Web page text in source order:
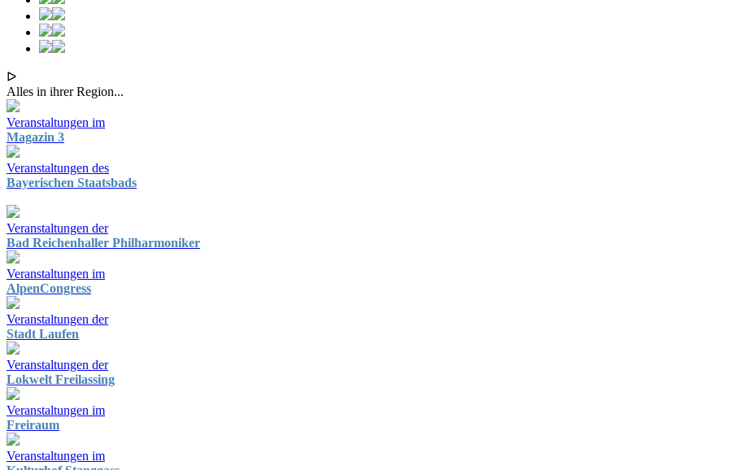
ᐅ
Alles in ihrer Region...
Veranstaltungen im
Magazin 3
Veranstaltungen des
Bayerischen Staatsbads
Veranstaltungen der
Bad Reichenhaller Philharmoniker
Veranstaltungen im
AlpenCongress
Veranstaltungen der
Stadt Laufen
Veranstaltungen der
Lokwelt Freilassing
Veranstaltungen im
Freiraum
Veranstaltungen im